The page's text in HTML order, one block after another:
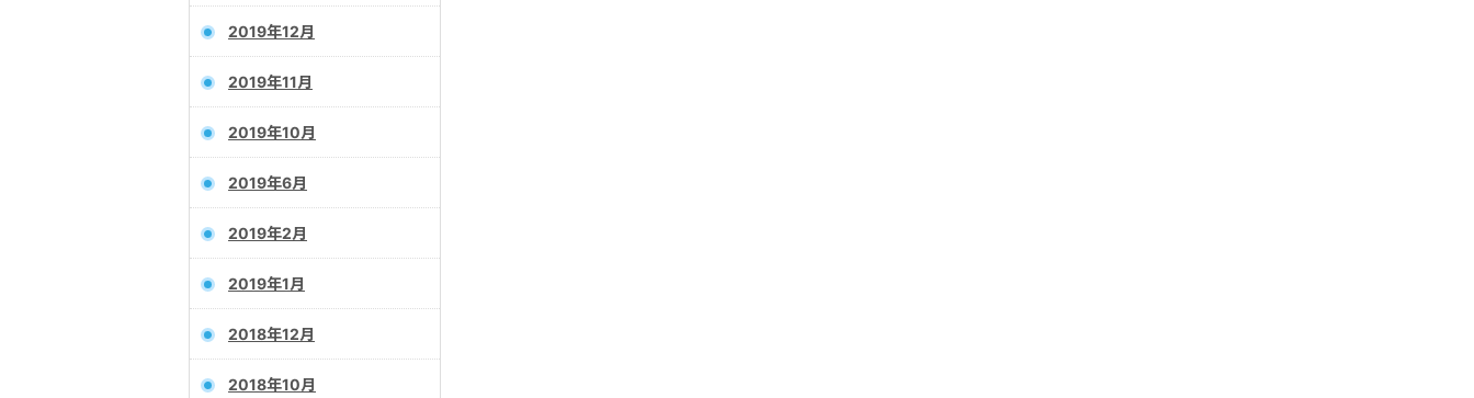
2019年12月
2019年11月
2019年10月
2019年6月
2019年2月
2019年1月
2018年12月
2018年10月